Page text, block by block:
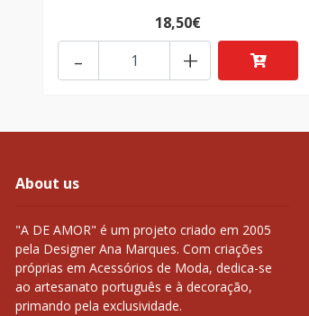
18,50€
+
-
About us
"A DE AMOR" é um projeto criado em 2005
pela Designer Ana Marques. Com criações
próprias em Acessórios de Moda, dedica-se
ao artesanato português e à decoração,
primando pela exclusividade.